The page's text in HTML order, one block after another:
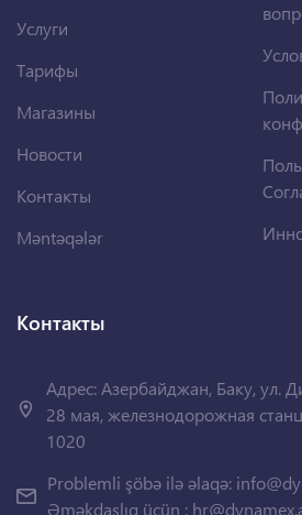
Услуги
Тарифы
Магазины
Новости
Контакты
Məntəqələr
Контакты
Адрес: Азербайджан, Баку, ул.
28 мая, железнодорожная
1020
Problemli şöbə ilə əlaqə:
Əməkdaşlıq üçün :